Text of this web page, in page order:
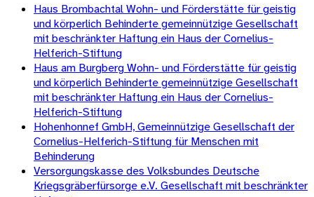
Haus Brombachtal Wohn- und Förderstätte für geistig
und körperlich Behinderte gemeinnützige Gesellschaft
mit beschränkter Haftung ein Haus der Cornelius-
Helferich-Stiftung
Haus am Burgberg Wohn- und Förderstätte für geistig
und körperlich Behinderte gemeinnützige Gesellschaft
mit beschränkter Haftung ein Haus der Cornelius-
Helferich-Stiftung
Hohenhonnef GmbH, Gemeinnützige Gesellschaft der
Cornelius-Helferich-Stiftung für Menschen mit
Behinderung
Versorgungskasse des Volksbundes Deutsche
Kriegsgräberfürsorge e.V. Gesellschaft mit beschränkter